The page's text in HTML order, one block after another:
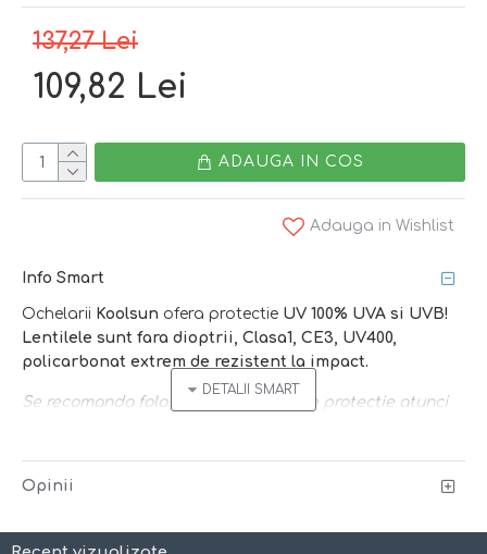
137,27 Lei
109,82 Lei
ADAUGA IN COS
Adauga in Wishlist
Info Smart
Ochelarii Koolsun ofera protectie UV 100% UVA si UVB!
Lentilele sunt fara dioptrii, Clasa1, CE3, UV400,
policarbonat extrem de rezistent la impact.
Se recomanda folosirea ochelarilor de protectie atunci
Opinii